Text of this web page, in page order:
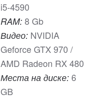
i5-4590
RAM: 8 Gb
Видео: NVIDIA
Geforce GTX 970 /
AMD Radeon RX 480
Места на диске: 6
GB